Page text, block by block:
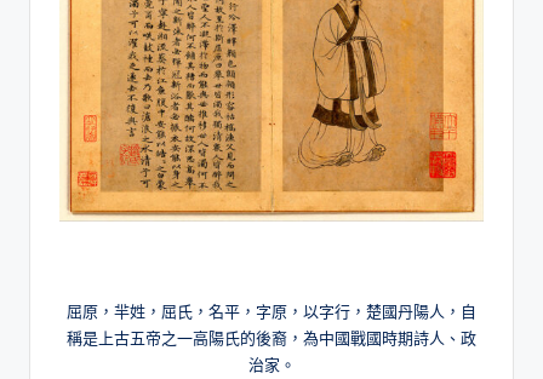
屈原，羋姓，屈氏，名平，字原，以字行，楚國丹陽人，自
稱是上古五帝之一高陽氏的後裔，為中國戰國時期詩人、政
治家。